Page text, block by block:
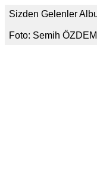
Sizden Gelenler
Foto: Semih